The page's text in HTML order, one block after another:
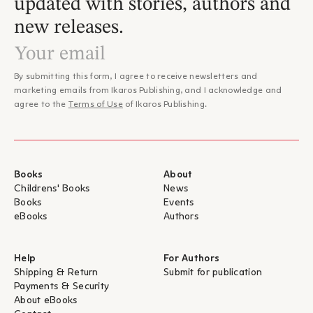
updated with stories, authors and
new releases.
By submitting this form, I agree to receive newsletters and
marketing emails from Ikaros Publishing, and I acknowledge and
agree to the Terms of Use of Ikaros Publishing.
Books
Childrens' Books
Books
eBooks
About
News
Events
Authors
Help
Shipping & Return
Payments & Security
About eBooks
For Authors
Submit for publication